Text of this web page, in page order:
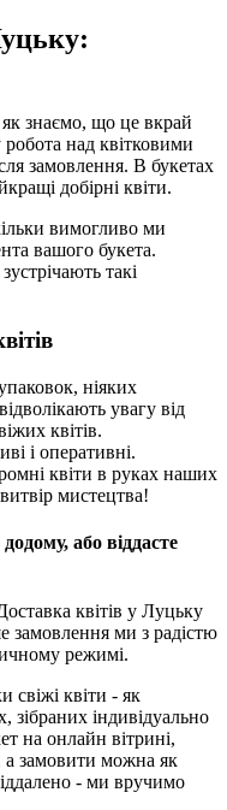
як знаємо, що це вкрай
робота над квітковими
замовлення. В букетах
добірні квіти.
вимогливо ми
вашого букета.
такі
ніяких
увагу від
квітів.
і оперативні.
квіти в руках наших
мистецтва!
або віддасте
квітів у Луцьку
замовлення ми з радістю
режимі.
свіжі квіти - як
індивідуально
на онлайн вітрині,
а замовити можна як
- ми вручимо